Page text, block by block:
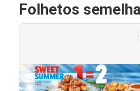
Folhetos